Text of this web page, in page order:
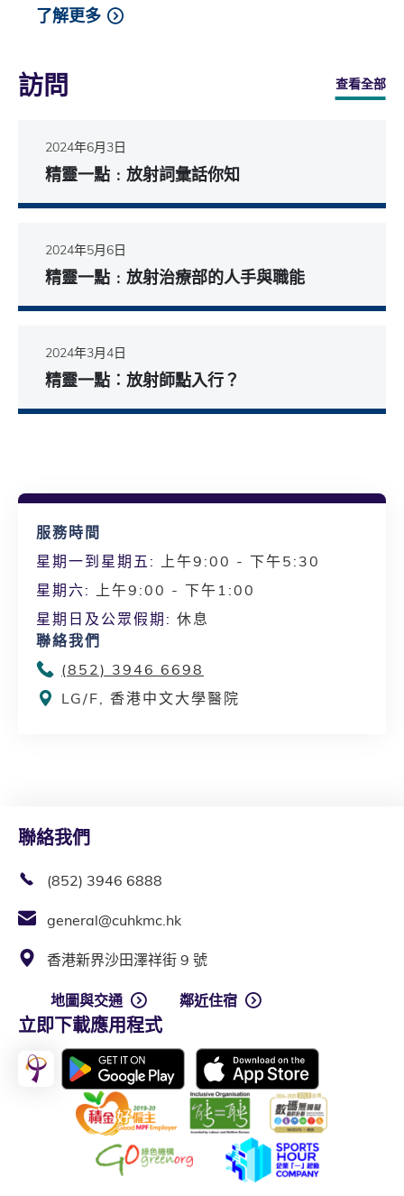
了解更多
訪問 查看全部
2024年6月3日
精靈一點﹕放射詞彙話你知
2024年5月6日
精靈一點﹕放射治療部的人手與職能
2024年3月4日
精靈一點︰放射師點入行？
服務時間
星期一到星期五:
上午9:00 - 下午5:30
星期六:
上午9:00 - 下午1:00
星期日及公眾假期: 休息
聯絡我們
(852) 3946 6698
LG/F, 香港中文大學醫院
聯絡我們
(852) 3946 6888
general@cuhkmc.hk
香港新界沙田澤祥街 9 號
地圖與交通 鄰近住宿
立即下載應用程式